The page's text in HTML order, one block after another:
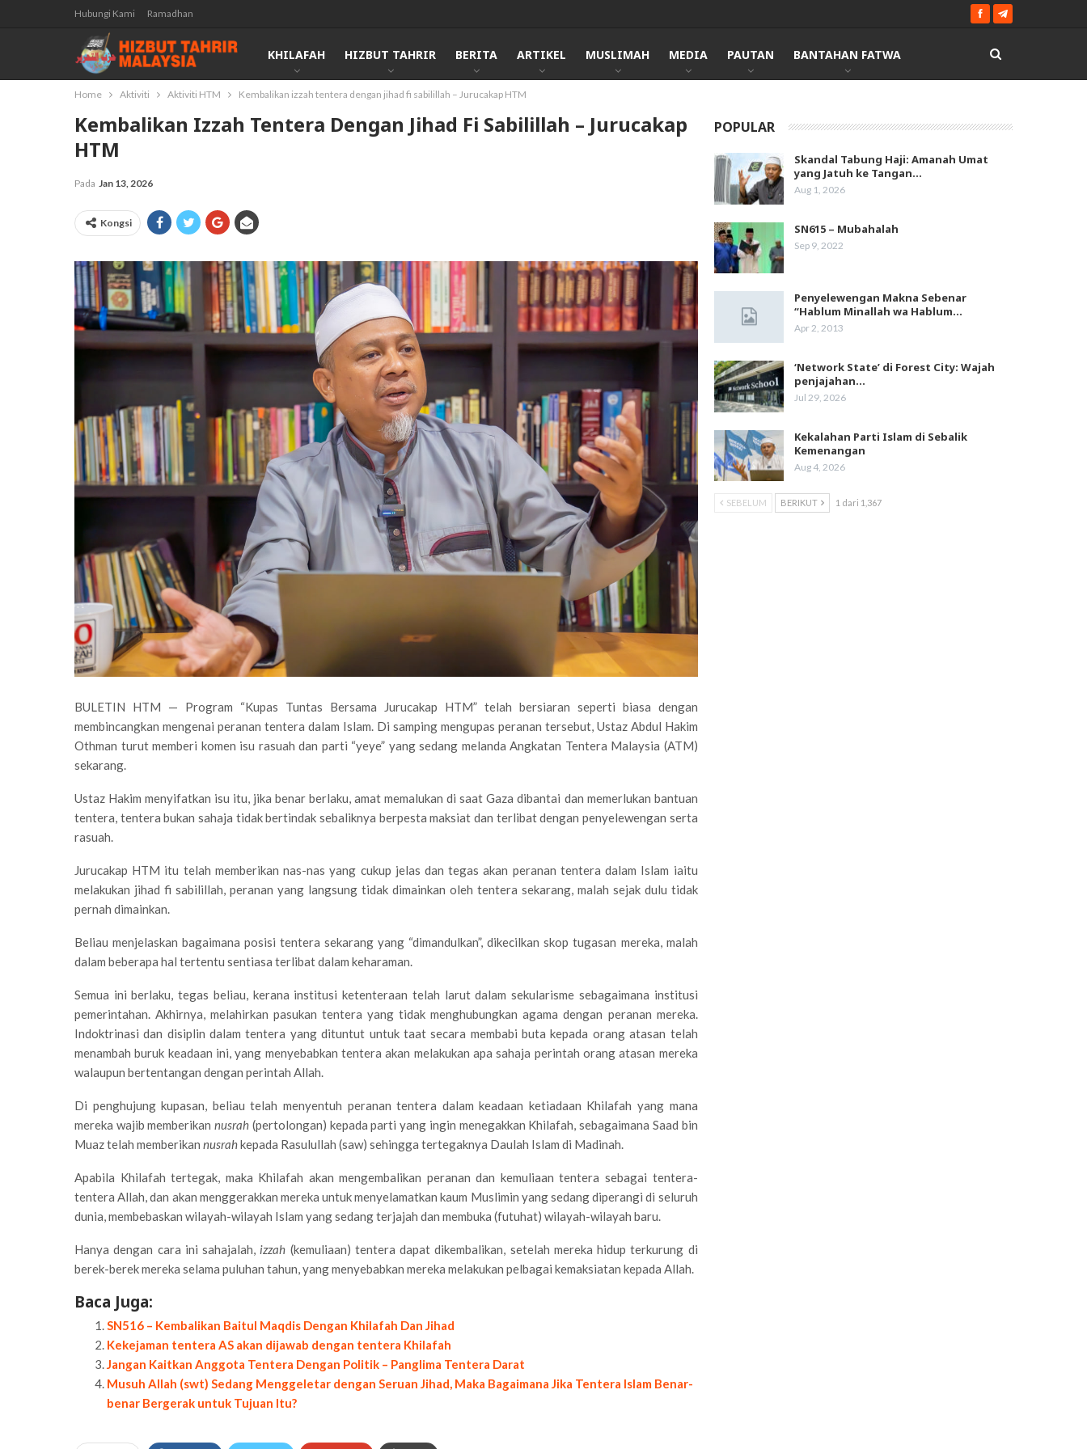
Hubungi Kami Ramadhan
KHILAFAH HIZBUT TAHRIR BERITA ARTIKEL MUSLIMAH MEDIA PAUTAN BANTAHAN FATWA
Home Aktiviti Aktiviti HTM Kembalikan izzah tentera dengan jihad fi sabilillah – Jurucakap HTM
Kembalikan Izzah Tentera Dengan Jihad Fi Sabilillah – Jurucakap
HTM
Pada Jan 13, 2026
Kongsi
BULETIN HTM — Program “Kupas Tuntas Bersama Jurucakap HTM” telah bersiaran seperti biasa dengan
membincangkan mengenai peranan tentera dalam Islam. Di samping mengupas peranan tersebut, Ustaz Abdul Hakim
Othman turut memberi komen isu rasuah dan parti “yeye” yang sedang melanda Angkatan Tentera Malaysia (ATM)
sekarang.
Ustaz Hakim menyifatkan isu itu, jika benar berlaku, amat memalukan di saat Gaza dibantai dan memerlukan bantuan
tentera, tentera bukan sahaja tidak bertindak sebaliknya berpesta maksiat dan terlibat dengan penyelewengan serta
rasuah.
Jurucakap HTM itu telah memberikan nas-nas yang cukup jelas dan tegas akan peranan tentera dalam Islam iaitu
melakukan jihad fi sabilillah, peranan yang langsung tidak dimainkan oleh tentera sekarang, malah sejak dulu tidak
pernah dimainkan.
Beliau menjelaskan bagaimana posisi tentera sekarang yang “dimandulkan”, dikecilkan skop tugasan mereka, malah
dalam beberapa hal tertentu sentiasa terlibat dalam keharaman.
Semua ini berlaku, tegas beliau, kerana institusi ketenteraan telah larut dalam sekularisme sebagaimana institusi
pemerintahan. Akhirnya, melahirkan pasukan tentera yang tidak menghubungkan agama dengan peranan mereka.
Indoktrinasi dan disiplin dalam tentera yang dituntut untuk taat secara membabi buta kepada orang atasan telah
menambah buruk keadaan ini, yang menyebabkan tentera akan melakukan apa sahaja perintah orang atasan mereka
walaupun bertentangan dengan perintah Allah.
Di penghujung kupasan, beliau telah menyentuh peranan tentera dalam keadaan ketiadaan Khilafah yang mana
mereka wajib memberikannusrah (pertolongan) kepada parti yang ingin menegakkan Khilafah, sebagaimana Saad bin
Muaz telah memberikan nusrahkepada Rasulullah (saw) sehingga tertegaknya Daulah Islam di Madinah.
Apabila Khilafah tertegak, maka Khilafah akan mengembalikan peranan dan kemuliaan tentera sebagai tentera-
tentera Allah, dan akan menggerakkan mereka untuk menyelamatkan kaum Muslimin yang sedang diperangi di seluruh
dunia, membebaskan wilayah-wilayah Islam yang sedang terjajah dan membuka (futuhat) wilayah-wilayah baru.
Hanya dengan cara ini sahajalah, izzah (kemuliaan) tentera dapat dikembalikan, setelah mereka hidup terkurung di
berek-berek mereka selama puluhan tahun, yang menyebabkan mereka melakukan pelbagai kemaksiatan kepada Allah.
Baca Juga:
SN516 – Kembalikan Baitul Maqdis Dengan Khilafah Dan Jihad
Kekejaman tentera AS akan dijawab dengan tentera Khilafah
Jangan Kaitkan Anggota Tentera Dengan Politik – Panglima Tentera Darat
Musuh Allah (swt) Sedang Menggeletar dengan Seruan Jihad, Maka Bagaimana Jika Tentera Islam Benar-
benar Bergerak untuk Tujuan Itu?
POPULAR
Skandal Tabung Haji: Amanah Umat
yang Jatuh ke Tangan…
Aug 1, 2026
SN615 – Mubahalah
Sep 9, 2022
Penyelewengan Makna Sebenar
“Hablum Minallah wa Hablum…
Apr 2, 2013
‘Network State’ di Forest City: Wajah
penjajahan…
Jul 29, 2026
Kekalahan Parti Islam di Sebalik
Kemenangan
Aug 4, 2026
SEBELUM BERIKUT 1 dari 1,367